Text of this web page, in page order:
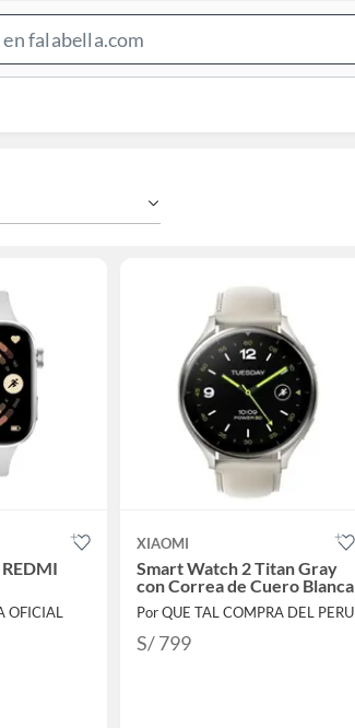
Bar
OFICIAL
XIAOMI
Smart Watch 2 Titan Gray
con Correa de Cuero Blanca
Por QUE TAL COMPRA DEL PERU
S/ 799